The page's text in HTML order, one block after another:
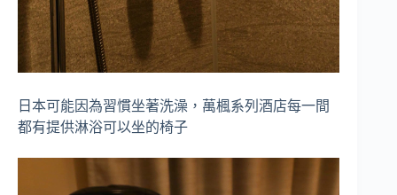
日本可能因為習慣坐著洗澡，萬楓系列酒店每一間
都有提供淋浴可以坐的椅子